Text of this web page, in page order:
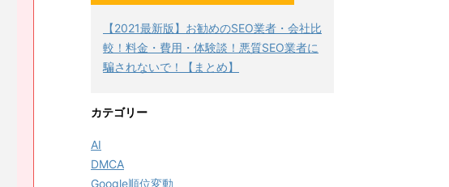
【2021最新版】お勧めのSEO業者・会社比
較！料金・費用・体験談！悪質SEO業者に
騙されないで！【まとめ】
カテゴリー
AI
DMCA
Google順位変動